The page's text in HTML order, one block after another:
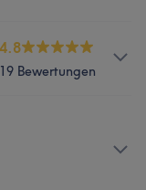
4.8
19 Bewertungen
ihres Fachs.
und Präzision